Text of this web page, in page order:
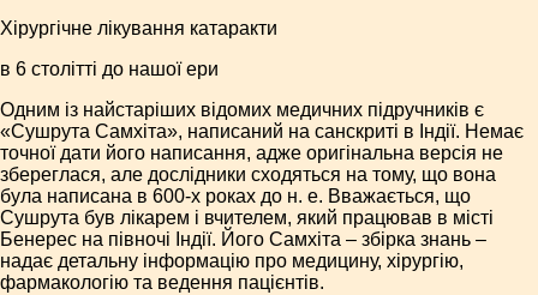
Хірургічне лікування катаракти
в 6 столітті до нашої ери
Одним із найстаріших відомих медичних підручників є
«Сушрута Самхіта», написаний на санскриті в Індії. Немає
точної дати його написання, адже оригінальна версія не
збереглася, але дослідники сходяться на тому, що вона
була написана в 600-х роках до н. е. Вважається, що
Сушрута був лікарем і вчителем, який працював в місті
Бенерес на півночі Індії. Його Самхіта – збірка знань –
надає детальну інформацію про медицину, хірургію,
фармакологію та ведення пацієнтів.